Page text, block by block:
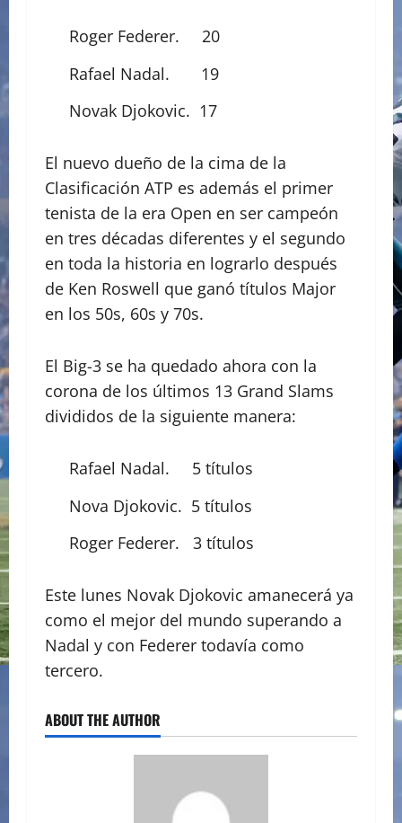
Roger Federer. 20
Rafael Nadal. 19
Novak Djokovic. 17
El nuevo dueño de la cima de la
Clasificación ATP es además el primer
tenista de la era Open en ser campeón
en tres décadas diferentes y el segundo
en toda la historia en lograrlo después
de Ken Roswell que ganó títulos Major
en los 50s, 60s y 70s.
El Big-3 se ha quedado ahora con la
corona de los últimos 13 Grand Slams
divididos de la siguiente manera:
Rafael Nadal. 5 títulos
Nova Djokovic. 5 títulos
Roger Federer. 3 títulos
Este lunes Novak Djokovic amanecerá ya
como el mejor del mundo superando a
Nadal y con Federer todavía como
tercero.
ABOUT THE AUTHOR